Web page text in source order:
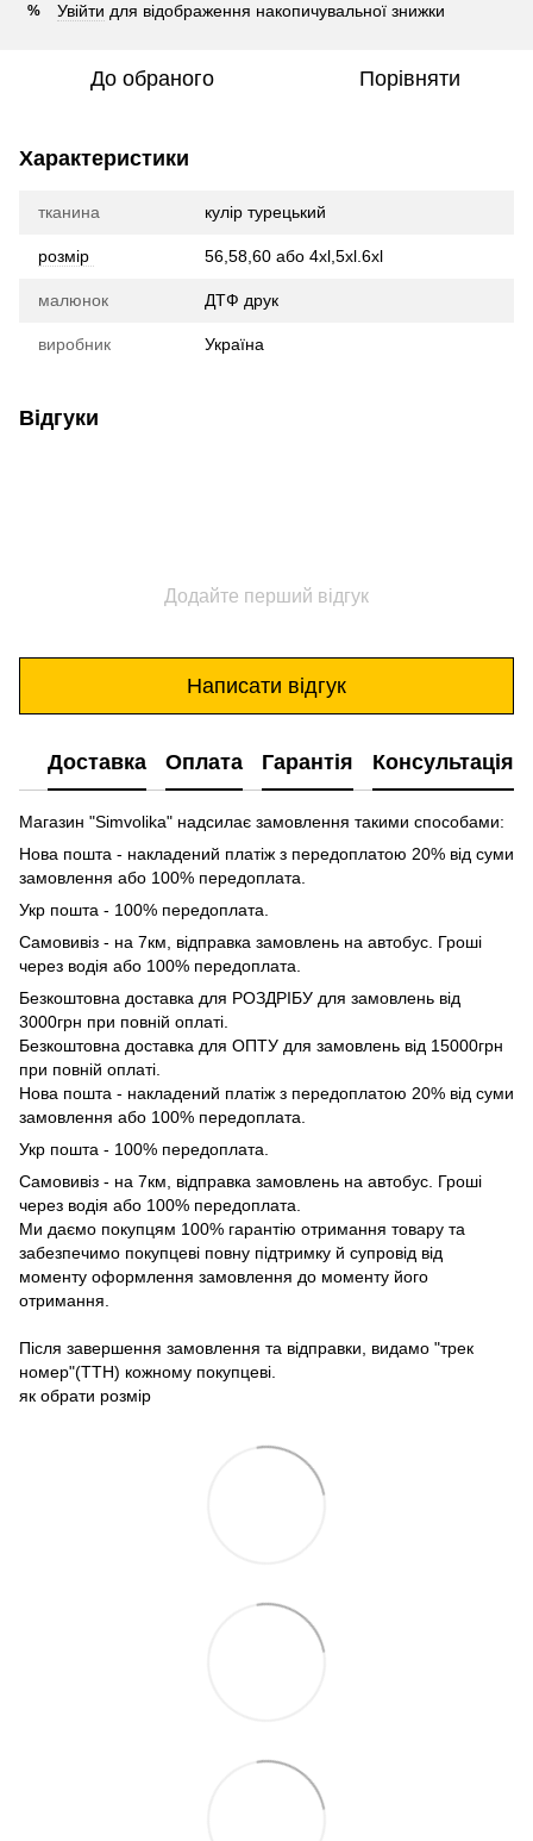
% Увійти для відображення накопичувальної знижки
До обраного Порівняти
Характеристики
тканина кулір турецький
розмір 56,58,60 або 4xl,5xl.6xl
малюнок ДТФ друк
виробник Україна
Відгуки
Додайте перший відгук
Написати відгук
Доставка Оплата Гарантія Консультація
Магазин "Simvolika" надсилає замовлення такими способами:
Нова пошта - накладений платіж з передоплатою 20% від суми
замовлення або 100% передоплата.
Укр пошта - 100% передоплата.
Самовивіз - на 7км, відправка замовлень на автобус. Гроші
через водія або 100% передоплата.
Безкоштовна доставка для РОЗДРІБУ для замовлень від
3000грн при повній оплаті.
Безкоштовна доставка для ОПТУ для замовлень від 15000грн
при повній оплаті.
Нова пошта - накладений платіж з передоплатою 20% від суми
замовлення або 100% передоплата.
Укр пошта - 100% передоплата.
Самовивіз - на 7км, відправка замовлень на автобус. Гроші
через водія або 100% передоплата.
Ми даємо покупцям 100% гарантію отримання товару та
забезпечимо покупцеві повну підтримку й супровід від
моменту оформлення замовлення до моменту його
отримання.
Після завершення замовлення та відправки, видамо "трек
номер"(ТТН) кожному покупцеві.
як обрати розмір